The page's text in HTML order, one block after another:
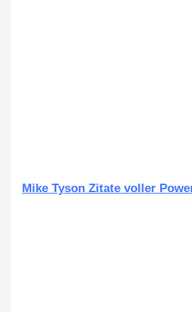
Mike Tyson Zitate voller